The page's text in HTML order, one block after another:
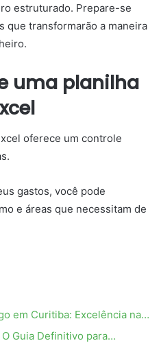
estruturado. Prepare-se
que transformarão a maneira
uma planilha
oferece um controle
gastos, você pode
e áreas que necessitam de
em Curitiba: Excelência na…
Guia Definitivo para…